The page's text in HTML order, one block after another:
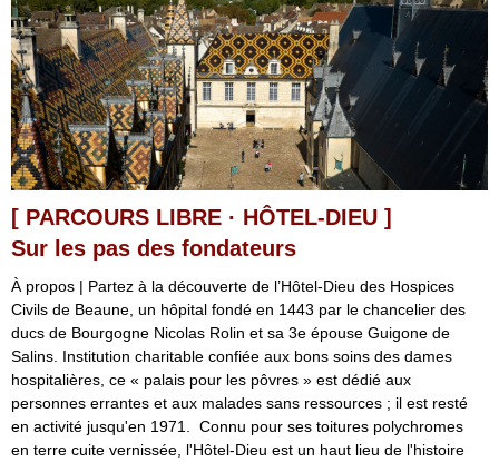
Sur les pas des fondateurs
[ PARCOURS LIBRE · HÔTEL-DIEU ]
À propos | Partez à la découverte de l’Hôtel-Dieu des Hospices
Civils de Beaune, un hôpital fondé en 1443 par le chancelier des
ducs de Bourgogne Nicolas Rolin et sa 3e épouse Guigone de
Salins. Institution charitable confiée aux bons soins des dames
hospitalières, ce « palais pour les pôvres » est dédié aux
personnes errantes et aux malades sans ressources ; il est resté
en activité jusqu'en 1971. Connu pour ses toitures polychromes
en terre cuite vernissée, l'Hôtel-Dieu est un haut lieu de l'histoire